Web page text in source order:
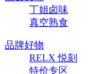
丁姐卤味
真空熟食
品牌好物
RELX 悦刻
特价专区